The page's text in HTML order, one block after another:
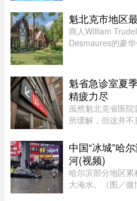
报告。这种由寄生
食物或水传播，会
魁北克市地区
商人William
Desmaures的豪
的豪宅。这栋位
魁省急诊室夏
精疲力尽
虽然魁北克省医
所缓解，但这并不
Couture 医生指出
断加重，我们再也
中国“冰城”哈
河(视频)
哈尔滨部分地区
大淹水。（图／